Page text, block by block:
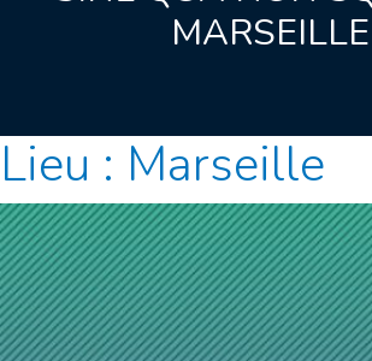
MARSEILLE
Lieu : Marseille